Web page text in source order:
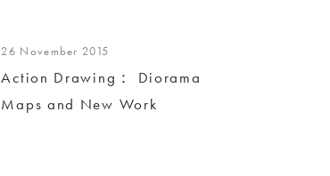
26 November 2015
Action Drawing： Diorama
Maps and New Work